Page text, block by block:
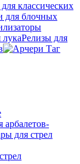
классических
для блочных
Релизы для
арбалетов-
для стрел